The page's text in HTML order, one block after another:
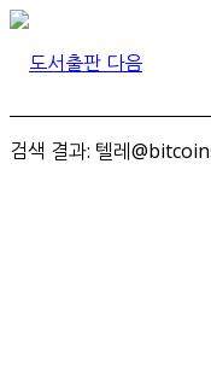
검색 결과: 텔레